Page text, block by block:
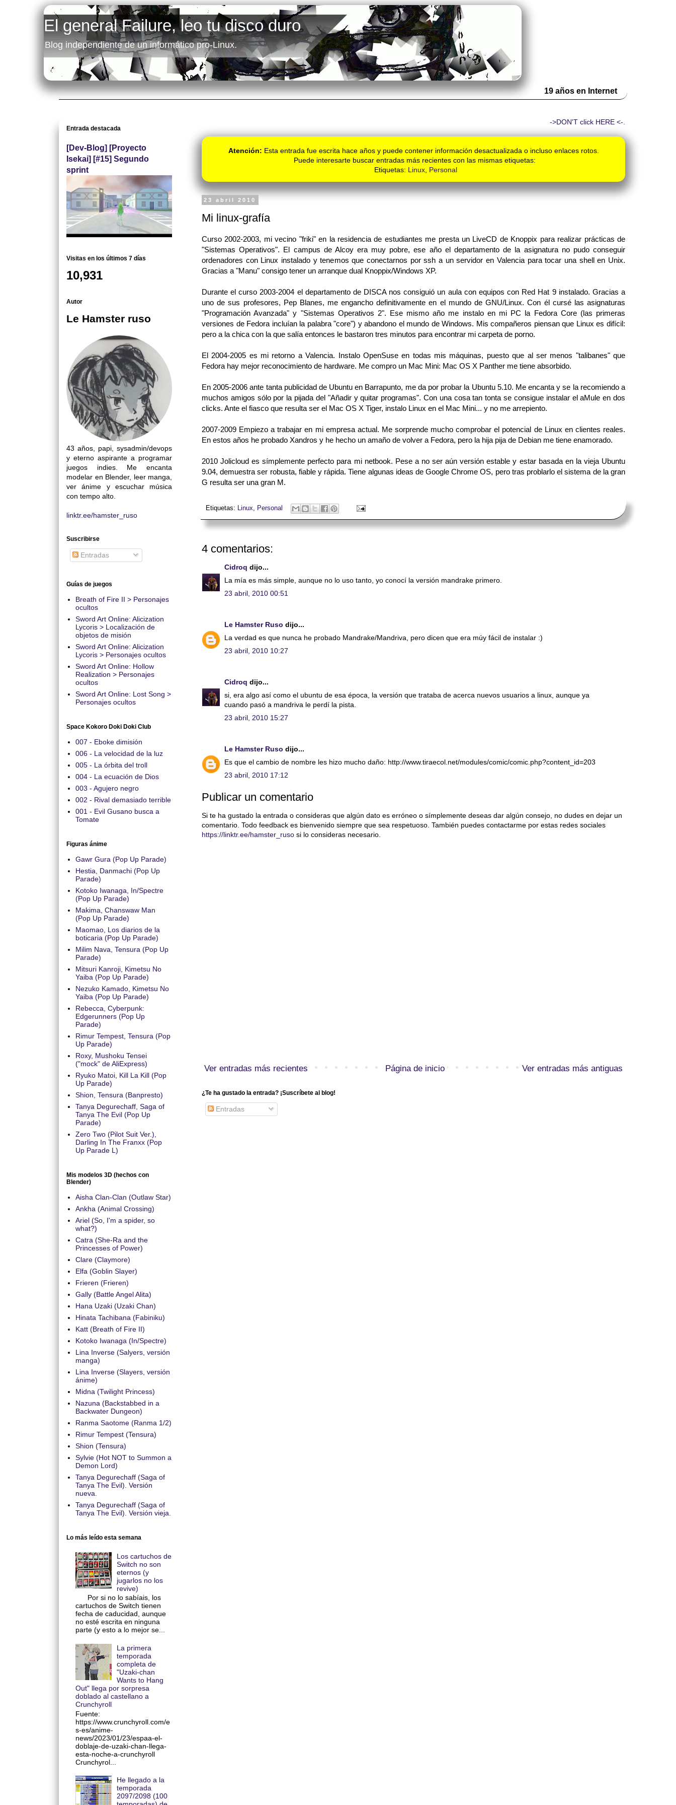
El general Failure, leo tu disco duro
Blog independiente de un informático pro-Linux.
19 años en Internet
->DON'T click HERE <-.
Atención: Esta entrada fue escrita hace años y puede contener información desactualizada o incluso enlaces rotos.
Puede interesarte buscar entradas más recientes con las mismas etiquetas:
Etiquetas: Linux, Personal
23 abril 2010
Mi linux-grafía
Curso 2002-2003, mi vecino "friki" en la residencia de estudiantes me presta un LiveCD de Knoppix para realizar prácticas de
"Sistemas Operativos". El campus de Alcoy era muy pobre, ese año el departamento de la asignatura no pudo conseguir
ordenadores con Linux instalado y tenemos que conectarnos por ssh a un servidor en Valencia para tocar una shell en Unix.
Gracias a "Manu" consigo tener un arranque dual Knoppix/Windows XP.
Durante el curso 2003-2004 el departamento de DISCA nos consiguió un aula con equipos con Red Hat 9 instalado. Gracias a
uno de sus profesores, Pep Blanes, me engancho definitivamente en el mundo de GNU/Linux. Con él cursé las asignaturas
"Programación Avanzada" y "Sistemas Operativos 2". Ese mismo año me instalo en mi PC la Fedora Core (las primeras
versiones de Fedora incluían la palabra "core") y abandono el mundo de Windows. Mis compañeros piensan que Linux es difícil:
pero a la chica con la que salía entonces le bastaron tres minutos para encontrar mi carpeta de porno.
El 2004-2005 es mi retorno a Valencia. Instalo OpenSuse en todas mis máquinas, puesto que al ser menos "talibanes" que
Fedora hay mejor reconocimiento de hardware. Me compro un Mac Mini: Mac OS X Panther me tiene absorbido.
En 2005-2006 ante tanta publicidad de Ubuntu en Barrapunto, me da por probar la Ubuntu 5.10. Me encanta y se la recomiendo a
muchos amigos sólo por la pijada del "Añadir y quitar programas". Con una cosa tan tonta se consigue instalar el aMule en dos
clicks. Ante el fiasco que resulta ser el Mac OS X Tiger, instalo Linux en el Mac Mini... y no me arrepiento.
2007-2009 Empiezo a trabajar en mi empresa actual. Me sorprende mucho comprobar el potencial de Linux en clientes reales.
En estos años he probado Xandros y he hecho un amaño de volver a Fedora, pero la hija pija de Debian me tiene enamorado.
2010 Jolicloud es símplemente perfecto para mi netbook. Pese a no ser aún versión estable y estar basada en la vieja Ubuntu
9.04, demuestra ser robusta, fiable y rápida. Tiene algunas ideas de Google Chrome OS, pero tras problarlo el sistema de la gran
G resulta ser una gran M.
Etiquetas: Linux, Personal
4 comentarios:
Cidroq dijo...
La mía es más simple, aunque no lo uso tanto, yo conocí la versión mandrake primero.
23 abril, 2010 00:51
Le Hamster Ruso dijo...
La verdad es que nunca he probado Mandrake/Mandriva, pero dicen que era múy fácil de instalar :)
23 abril, 2010 10:27
Cidroq dijo...
si, era algo así como el ubuntu de esa época, la versión que trataba de acerca nuevos usuarios a linux, aunque ya
cuando pasó a mandriva le perdí la pista.
23 abril, 2010 15:27
Le Hamster Ruso dijo...
Es que el cambio de nombre les hizo mucho daño: http://www.tiraecol.net/modules/comic/comic.php?content_id=203
23 abril, 2010 17:12
Publicar un comentario
Si te ha gustado la entrada o consideras que algún dato es erróneo o símplemente deseas dar algún consejo, no dudes en dejar un
comentario. Todo feedback es bienvenido siempre que sea respetuoso. También puedes contactarme por estas redes sociales
https://linktr.ee/hamster_ruso si lo consideras necesario.
Ver entradas más recientes Ver entradas más antiguas
Página de inicio
¿Te ha gustado la entrada? ¡Suscríbete al blog!
Entradas
Entrada destacada
[Dev-Blog] [Proyecto
Isekai] [#15] Segundo
sprint
Visitas en los últimos 7 días
10,931
Autor
Le Hamster ruso
43 años, papi, sysadmin/devops
y eterno aspirante a programar
juegos indies. Me encanta
modelar en Blender, leer manga,
ver ánime y escuchar música
con tempo alto.
linktr.ee/hamster_ruso
Suscribirse
Entradas
Guías de juegos
Breath of Fire II > Personajes
ocultos
Sword Art Online: Alicization
Lycoris > Localización de
objetos de misión
Sword Art Online: Alicization
Lycoris > Personajes ocultos
Sword Art Online: Hollow
Realization > Personajes
ocultos
Sword Art Online: Lost Song >
Personajes ocultos
Space Kokoro Doki Doki Club
007 - Eboke dimisión
006 - La velocidad de la luz
005 - La órbita del troll
004 - La ecuación de Dios
003 - Agujero negro
002 - Rival demasiado terrible
001 - Evil Gusano busca a
Tomate
Figuras ánime
Gawr Gura (Pop Up Parade)
Hestia, Danmachi (Pop Up
Parade)
Kotoko Iwanaga, In/Spectre
(Pop Up Parade)
Makima, Chanswaw Man
(Pop Up Parade)
Maomao, Los diarios de la
boticaria (Pop Up Parade)
Milim Nava, Tensura (Pop Up
Parade)
Mitsuri Kanroji, Kimetsu No
Yaiba (Pop Up Parade)
Nezuko Kamado, Kimetsu No
Yaiba (Pop Up Parade)
Rebecca, Cyberpunk:
Edgerunners (Pop Up
Parade)
Rimur Tempest, Tensura (Pop
Up Parade)
Roxy, Mushoku Tensei
("mock" de AliExpress)
Ryuko Matoi, Kill La Kill (Pop
Up Parade)
Shion, Tensura (Banpresto)
Tanya Degurechaff, Saga of
Tanya The Evil (Pop Up
Parade)
Zero Two (Pilot Suit Ver.),
Darling In The Franxx (Pop
Up Parade L)
Mis modelos 3D (hechos con
Blender)
Aisha Clan-Clan (Outlaw Star)
Ankha (Animal Crossing)
Ariel (So, I'm a spider, so
what?)
Catra (She-Ra and the
Princesses of Power)
Clare (Claymore)
Elfa (Goblin Slayer)
Frieren (Frieren)
Gally (Battle Angel Alita)
Hana Uzaki (Uzaki Chan)
Hinata Tachibana (Fabiniku)
Katt (Breath of Fire II)
Kotoko Iwanaga (In/Spectre)
Lina Inverse (Salyers, versión
manga)
Lina Inverse (Slayers, versión
ánime)
Midna (Twilight Princess)
Nazuna (Backstabbed in a
Backwater Dungeon)
Ranma Saotome (Ranma 1/2)
Rimur Tempest (Tensura)
Shion (Tensura)
Sylvie (Hot NOT to Summon a
Demon Lord)
Tanya Degurechaff (Saga of
Tanya The Evil). Versión
nueva.
Tanya Degurechaff (Saga of
Tanya The Evil). Versión vieja.
Lo más leído esta semana
Los cartuchos de
Switch no son
eternos (y
jugarlos no los
revive)
Por si no lo sabíais, los
cartuchos de Switch tienen
fecha de caducidad, aunque
no esté escrita en ninguna
parte (y esto a lo mejor se...
La primera
temporada
completa de
"Uzaki-chan
Wants to Hang
Out" llega por sorpresa
doblado al castellano a
Crunchyroll
Fuente:
https://www.crunchyroll.com/e
s-es/anime-
news/2023/01/23/espaa-el-
doblaje-de-uzaki-chan-llega-
esta-noche-a-crunchyroll
Crunchyrol...
He llegado a la
temporada
2097/2098 (100